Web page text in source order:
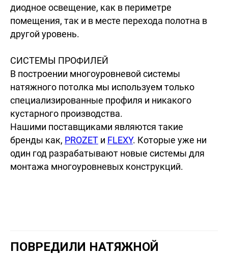
диодное освещение, как в периметре
помещения, так и в месте перехода полотна в
другой уровень.
СИСТЕМЫ ПРОФИЛЕЙ
В построении многоуровневой системы
натяжного потолка мы используем только
специализированные профиля и никакого
кустарного производства.
Нашими поставщиками являются такие
бренды как, PROZET и FLEXY. Которые уже ни
один год разрабатывают новые системы для
монтажа многоуровневых конструкций.
ПОВРЕДИЛИ НАТЯЖНОЙ